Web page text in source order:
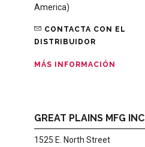
America)
CONTACTA CON EL
DISTRIBUIDOR
MÁS INFORMACIÓN
GREAT PLAINS MFG INC
1525 E. North Street